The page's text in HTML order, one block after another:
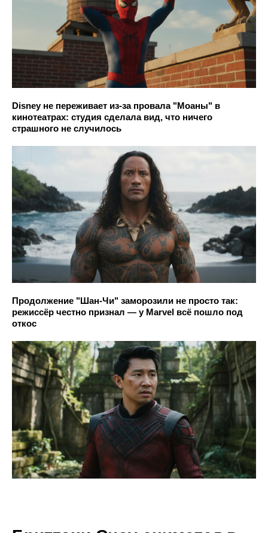
Disney не переживает из-за провала "Моаны" в
кинотеатрах: студия сделала вид, что ничего
страшного не случилось
Продолжение "Шан-Чи" заморозили не просто так:
режиссёр честно признал — у Marvel всё пошло под
откос